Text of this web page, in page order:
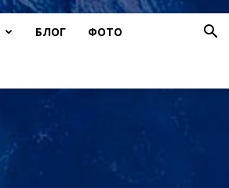
БЛОГ ФОТО